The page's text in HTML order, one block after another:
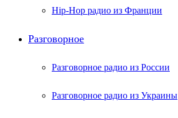
Hip-Hop радио из Франции
Разговорное
Разговорное радио из России
Разговорное радио из Украины